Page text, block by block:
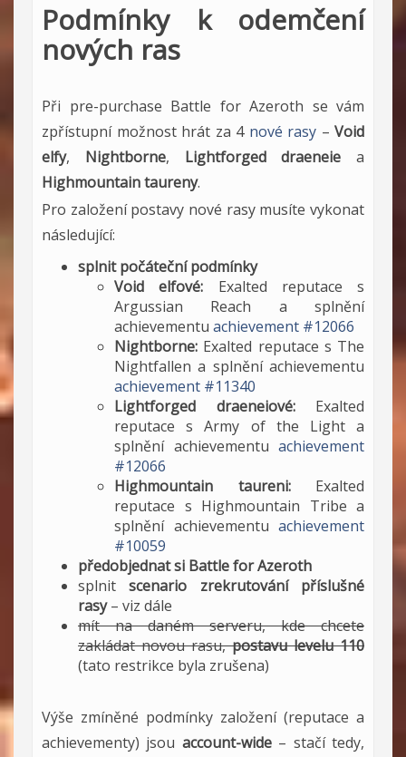
Podmínky k odemčení
nových ras
Při pre-purchase Battle for Azeroth se vám
zpřístupní možnost hrát za 4 nové rasy – Void
elfy, Nightborne, Lightforged draeneie a
Highmountain taureny.
Pro založení postavy nové rasy musíte vykonat
následující:
splnit počáteční podmínky
Void elfové: Exalted reputace s
Argussian Reach a splnění
achievementu achievement #12066
Nightborne: Exalted reputace s The
Nightfallen a splnění achievementu
achievement #11340
Lightforged draeneiové:
Exalted
reputace s Army of the Light a
splnění achievementu achievement
#12066
Highmountain taureni:Exalted
reputace s Highmountain Tribe a
splnění achievementu achievement
#10059
předobjednat si Battle for Azeroth
splnitscenario zrekrutování příslušné
rasy– viz dále
mít na daném serveru, kde chcete
zakládat novou rasu,postavu levelu 110
(tato restrikce byla zrušena)
Výše zmíněné podmínky založení (reputace a
achievementy) jsou account-wide– stačí tedy,